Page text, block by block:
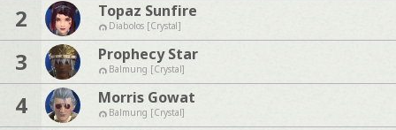
2 Topaz Sunfire
Diabolos [Crystal]
3 Prophecy Star
Balmung [Crystal]
4 Morris Gowat
Balmung [Crystal]